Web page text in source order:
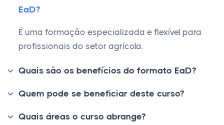
EaD?
É uma formação especializada e flexível para
profissionais do setor agrícola.
Quais são os benefícios do formato EaD?
Quem pode se beneficiar deste curso?
Quais áreas o curso abrange?